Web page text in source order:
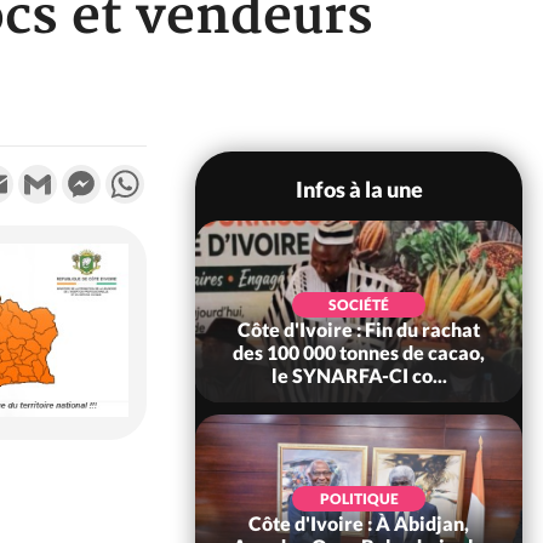
et vendeurs
Email Gmail MessengerWhatsApp
Infos à la une
: Fête nationale,
accorde
à 4 661...
SOCIÉTÉ
Côte d'Ivoire : Fin du rachat
des 100 000 tonnes de cacao,
le SYNARFA-CI co...
POLITIQUE
Côte d'Ivoire : À Abidjan,